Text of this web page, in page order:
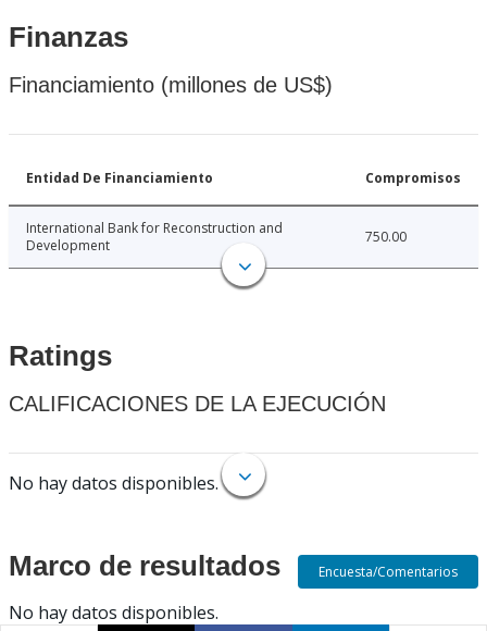
Finanzas
Financiamiento (millones de US$)
Entidad De Financiamiento Compromisos
International Bank for Reconstruction and
Development
750.00
Ratings
CALIFICACIONES DE LA EJECUCIÓN
No hay datos disponibles.
Marco de resultados
No hay datos disponibles.
Encuesta/Comentarios